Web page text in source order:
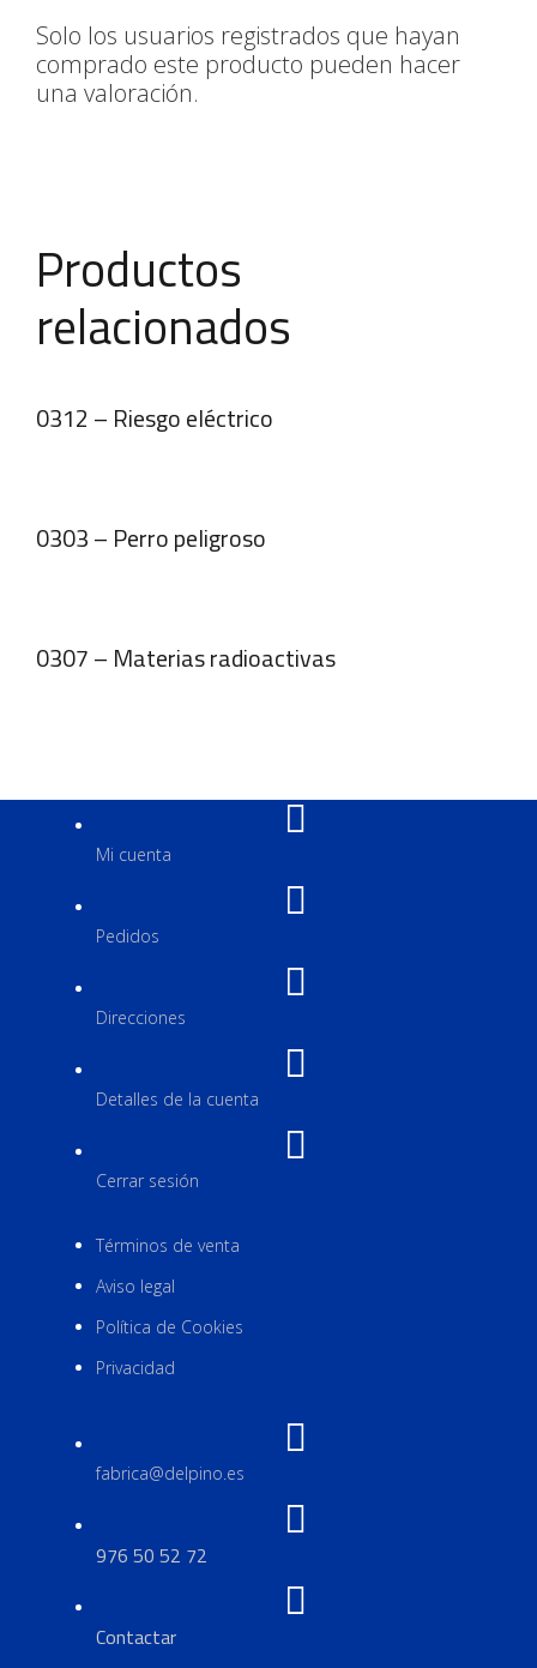
Solo los usuarios registrados que hayan
comprado este producto pueden hacer
una valoración.
Productos
relacionados
0312 – Riesgo eléctrico
0303 – Perro peligroso
0307 – Materias radioactivas
Mi cuenta
Pedidos
Direcciones
Detalles de la cuenta
Cerrar sesión
Términos de venta
Aviso legal
Política de Cookies
Privacidad
fabrica@delpino.es
976 50 52 72
Contactar